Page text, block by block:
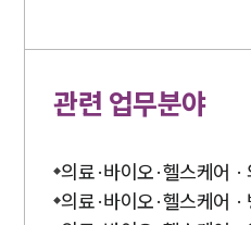
관련 업무분야
의료·바이오·헬스케어
의료·바이오·헬스케어 ·